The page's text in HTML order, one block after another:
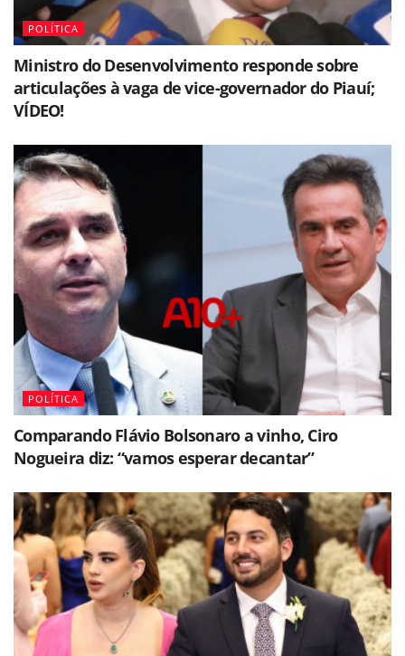
POLÍTICA
Ministro do Desenvolvimento responde sobre
articulações à vaga de vice-governador do Piauí;
VÍDEO!
POLÍTICA
Comparando Flávio Bolsonaro a vinho, Ciro
Nogueira diz: “vamos esperar decantar”